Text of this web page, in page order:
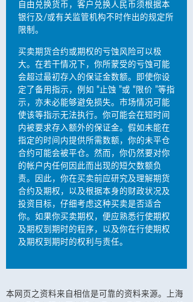
自由兑换货币，客户兑换人民币须根据本
银行及/或有关监管机构不时作出的规定所
限制。
买卖期货合约或期权的亏蚀风险可以极
大。在若干情况下，你所蒙受的亏蚀可能
会超过最初存入的保证金数额。即使你设
定了备用指示，例如 “止蚀 ”或 “限价 ”等指
示，亦未必能够避免损失。市场情况可能
使该等指示无法执行。你可能会在短时间
内被要求存入额外的保证金。假如未能在
指定的时间内提供所需数额，你的未平仓
合约可能会被平仓。然而，你仍然要对你
的帐户内任何因此而出现的短欠数额负
责。因此，你在买卖前应研究及理解期货
合约及期权，以及根据本身的财政状况及
投资目标，仔细考虑这种买卖是否适合
你。如果你买卖期权，便应熟悉行使期权
及期权到期时的程序，以及你在行使期权
及期权到期时的权利与责任。
本网页之资料来自相信是可靠的资料来源。上海